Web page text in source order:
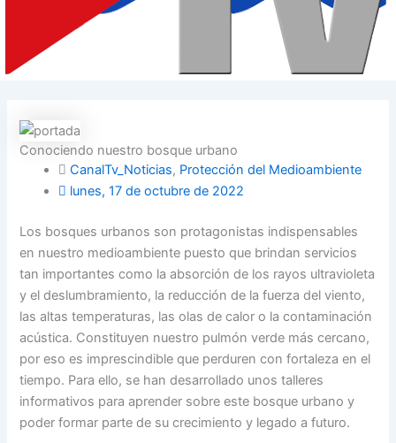
Conociendo nuestro bosque urbano
CanalTv_Noticias, Protección del Medioambiente
lunes, 17 de octubre de 2022
Los bosques urbanos son protagonistas indispensables
en nuestro medioambiente puesto que brindan servicios
tan importantes como la absorción de los rayos ultravioleta
y el deslumbramiento, la reducción de la fuerza del viento,
las altas temperaturas, las olas de calor o la contaminación
acústica. Constituyen nuestro pulmón verde más cercano,
por eso es imprescindible que perduren con fortaleza en el
tiempo. Para ello, se han desarrollado unos talleres
informativos para aprender sobre este bosque urbano y
poder formar parte de su crecimiento y legado a futuro.